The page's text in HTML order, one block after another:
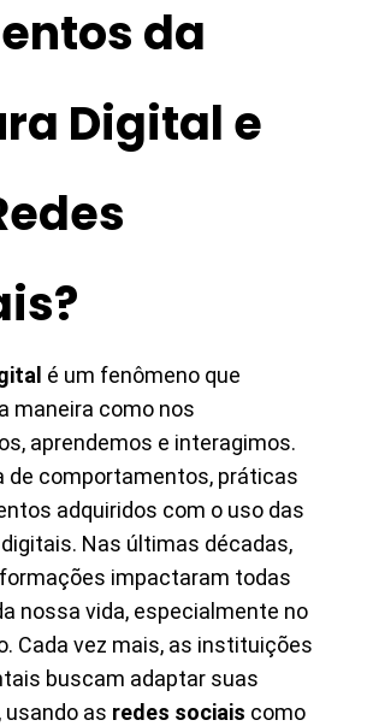
da
Digital e
é um fenômeno que
maneira como nos
aprendemos e interagimos.
de comportamentos, práticas
adquiridos com o uso das
Nas últimas décadas,
impactaram todas
nossa vida, especialmente no
Cada vez mais, as instituições
buscam adaptar suas
usando as redes sociais como